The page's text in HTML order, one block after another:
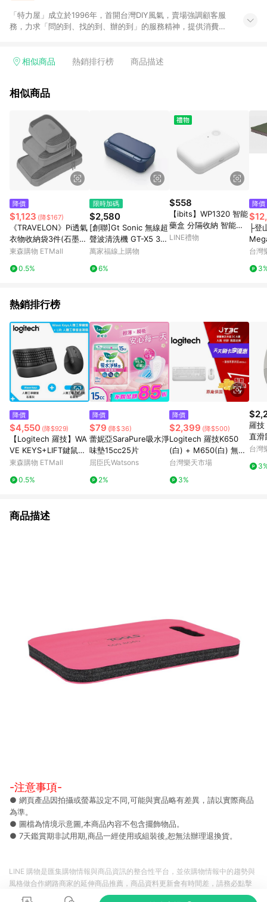
「特力屋」成立於1996年，首開台灣DIY風氣，賣場強調顧客服
務，力求「問的到、找的到、辦的到」的服務精神，提供消費者
客找到居家修繕、佈置或裝潢時所需；另外，在各家分店內規劃
等各方面進行整合，提升服務質感，期望每一位來店顧客，能輕
結帳流程(Easy to buy)、每次到「特力屋」購物都能得到新的啟
發與靈感(Exciting experience)，同時持續提供消費者居家修繕
最佳解決方案，以創造優質居家環境為首要目標，成為消費者打
造幸福家園時的優先選擇。
相似商品 熱銷排行榜 商品描述
相似商品
降價
$1,123 (降$167)
《TRAVELON》Pi透氣
衣物收納袋3件(石墨
灰) | 防潑水收納袋 旅
東森購物 ETMall
0.5%
限時加碼
$2,580
[創聯]Gt Sonic 無線超
聲波清洗機 GT-X5 3色
選
萬家福線上購物
6%
$558
【ibits】WP1320 智能
藥盒 分隔收納 智能定
時提醒 蜂鳴器 一鍵靜
LINE禮物
降價
├登
W
台灣
熱銷排行榜
降價
$4,550 (降$929)
【Logitech 羅技】WA
VE KEYS+LIFT鍵鼠組
石墨灰
東森購物 ETMall
0.5%
降價
$79 (降$36)
蕾妮亞SaraPure吸水淨
味墊15cc25片
屈臣氏Watsons
2%
降價
$2,399 (降$500)
Logitech 羅技K650
(白) + M650(白) 無線
鍵鼠組
台灣樂天市場
3%
羅技
直滑
台灣
商品描述
-注意事項-
● 網頁產品因拍攝或螢幕設定不同,可能與實品略有差異，請以實際商品
為準。
● 圖檔為情境示意圖,本商品內容不包含擺飾物品。
● 7天鑑賞期非試用期,商品一經使用或組裝後,恕無法辦理退換貨。
LINE 購物是匯集購物情報與商品資訊的整合性平台，並依購物情報中的趨勢與
風格做合作網路商家的延伸商品推薦，商品資料更新會有時間差，請務必點擊
商品至各合作網路商家，確認現售價與購物條件，一切資訊以合作廠商網頁為